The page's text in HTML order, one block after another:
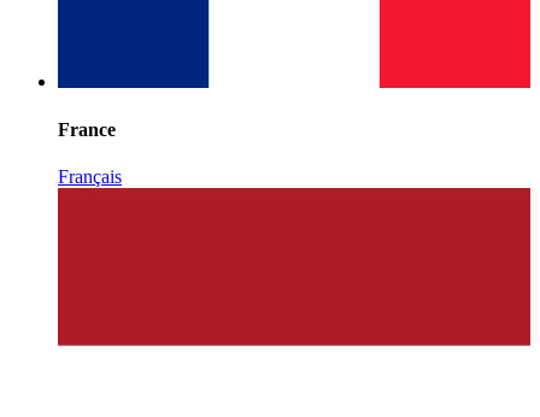
France
Français